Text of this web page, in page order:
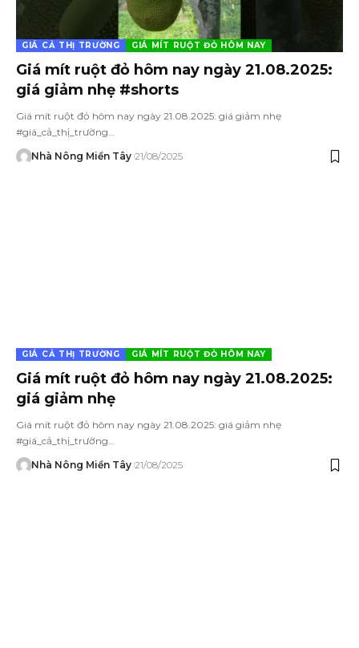
GIÁ CẢ THỊ TRƯỜNG GIÁ MÍT RUỘT ĐỎ HÔM NAY
Giá mít ruột đỏ hôm nay ngày 21.08.2025:
giá giảm nhẹ #shorts
Giá mít ruột đỏ hôm nay ngày 21.08.2025: giá giảm nhẹ
#giá_cả_thị_trường…
Nhà Nông Miền Tây 21/08/2025
GIÁ CẢ THỊ TRƯỜNG GIÁ MÍT RUỘT ĐỎ HÔM NAY
Giá mít ruột đỏ hôm nay ngày 21.08.2025:
giá giảm nhẹ
Giá mít ruột đỏ hôm nay ngày 21.08.2025: giá giảm nhẹ
#giá_cả_thị_trường…
Nhà Nông Miền Tây 21/08/2025